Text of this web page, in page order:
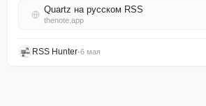
Quartz на русском RSS
thenote.app
RSS Hunter•6 мая